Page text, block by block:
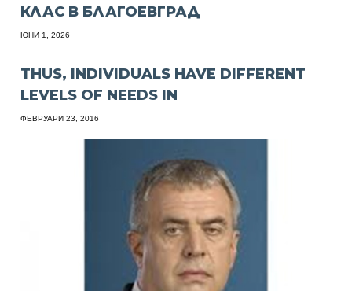
КЛАС В БЛАГОЕВГРАД
ЮНИ 1, 2026
THUS, INDIVIDUALS HAVE DIFFERENT
LEVELS OF NEEDS IN
ФЕВРУАРИ 23, 2016